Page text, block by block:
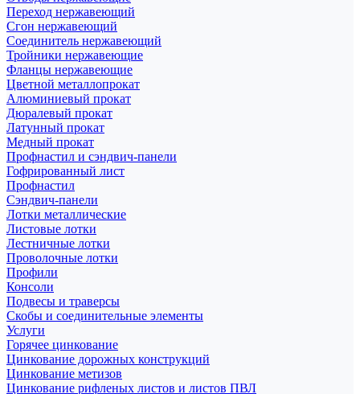
Переход нержавеющий
Сгон нержавеющий
Соединитель нержавеющий
Тройники нержавеющие
Фланцы нержавеющие
Цветной металлопрокат
Алюминиевый прокат
Дюралевый прокат
Латунный прокат
Медный прокат
Профнастил и сэндвич-панели
Гофрированный лист
Профнастил
Сэндвич-панели
Лотки металлические
Листовые лотки
Лестничные лотки
Проволочные лотки
Профили
Консоли
Подвесы и траверсы
Скобы и соединительные элементы
Услуги
Горячее цинкование
Цинкование дорожных конструкций
Цинкование метизов
Цинкование рифленых листов и листов ПВЛ